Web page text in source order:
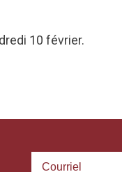
10 février.